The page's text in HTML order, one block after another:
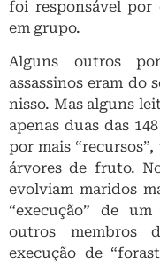
foi responsável por
em grupo.
Alguns outros
assassinos eram do
nisso. Mas alguns
apenas duas das
por mais
árvores de fruto.
evolviam maridos
“execução” de
outros membros
execução de